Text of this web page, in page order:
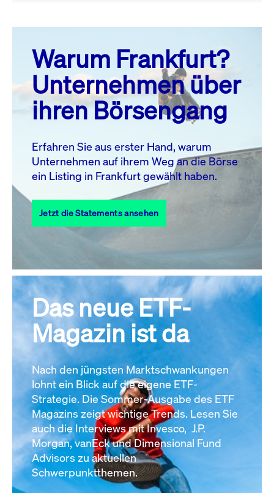
August 26
MO. DI. MI. DO. FR. SA. SO.
1
2
3
4 5 6 7 8
10 11 13 14
17
18 19 20 21 22
23
27 28
31
Alle Events
Warum Frankfurt?
Unternehmen über
ihren Börsengang
Erfahren Sie aus erster Hand, warum
Unternehmen auf ihrem Weg an die Börse
ein Listing in Frankfurt gewählt haben.
Jetzt die Statements ansehen
Das neue ETF-
Magazin ist da
Nach den jüngsten Marktschwankungen
lohnt ein Blick auf die eigene ETF-
Strategie. Die Sommer-Ausgabe des ETF
Magazins zeigt wichtige Trends. Lesen Sie
auch die Interviews mit Invesco, J.P.
Morgan, vanEck und Dimensional Fund
Advisors zu aktuellen
Schwerpunktthemen.